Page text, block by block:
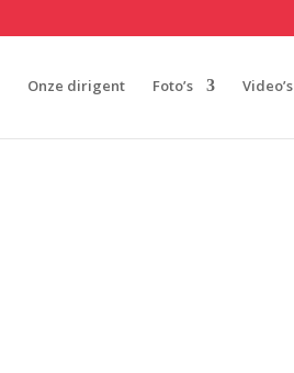
Onze dirigent Foto’s Video’s